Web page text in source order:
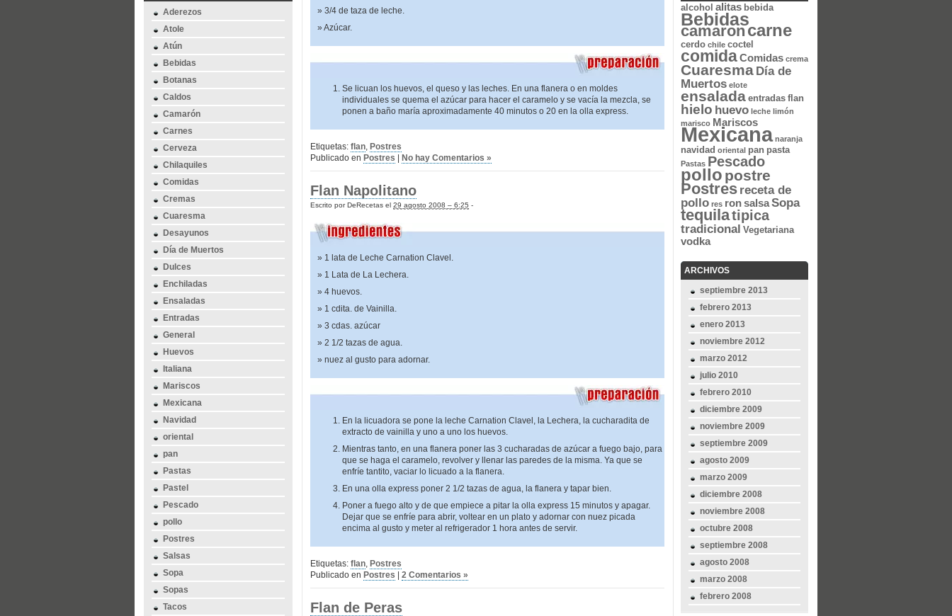
Aderezos
Atole
Atún
Bebidas
Botanas
Caldos
Camarón
Carnes
Cerveza
Chilaquiles
Comidas
Cremas
Cuaresma
Desayunos
Día de Muertos
Dulces
Enchiladas
Ensaladas
Entradas
General
Huevos
Italiana
Mariscos
Mexicana
Navidad
oriental
pan
Pastas
Pastel
Pescado
pollo
Postres
Salsas
Sopa
Sopas
Tacos
3/4 de taza de leche.
Azúcar.
Se licuan los huevos, el queso y las leches. En una flanera o en moldes
individuales se quema el azúcar para hacer el caramelo y se vacía la mezcla, se
ponen a baño maría aproximadamente 40 minutos o 20 en la olla express.
Etiquetas: flan, Postres
Publicado en Postres No hay Comentarios »
Flan Napolitano
Escrito por DeRecetas el 29 agosto 2008 – 6:25 -
1 lata de Leche Carnation Clavel.
1 Lata de La Lechera.
4 huevos.
1 cdita. de Vainilla.
3 cdas. azúcar
2 1/2 tazas de agua.
nuez al gusto para adornar.
En la licuadora se pone la leche Carnation Clavel, la Lechera, la cucharadita de
extracto de vainilla y uno a uno los huevos.
Mientras tanto, en una flanera poner las 3 cucharadas de azúcar a fuego bajo, para
que se haga el caramelo, revolver y llenar las paredes de la misma. Ya que se
enfríe tantito, vaciar lo licuado a la flanera.
En una olla express poner 2 1/2 tazas de agua, la flanera y tapar bien.
Poner a fuego alto y de que empiece a pitar la olla express 15 minutos y apagar.
Dejar que se enfríe para abrir, voltear en un plato y adornar con nuez picada
encima al gusto y meter al refrigerador 1 hora antes de servir.
Etiquetas: flan, Postres
Publicado en Postres 2 Comentarios »
Flan de Peras
alcohol alitas bebida
Bebidas
camaroncarne
cerdo chile coctel
comidaComidas crema
Cuaresma Día de
Muertos elote
ensalada entradas flan
hielo huevo leche limón
marisco Mariscos
Mexicana naranja
navidad oriental pan pasta
Pastas Pescado
pollo postre
Postres receta de
pollo res ronsalsaSopa
tequilatipica
tradicional Vegetariana
vodka
ARCHIVOS
septiembre 2013
febrero 2013
enero 2013
noviembre 2012
marzo 2012
julio 2010
febrero 2010
diciembre 2009
noviembre 2009
septiembre 2009
agosto 2009
marzo 2009
diciembre 2008
noviembre 2008
octubre 2008
septiembre 2008
agosto 2008
marzo 2008
febrero 2008